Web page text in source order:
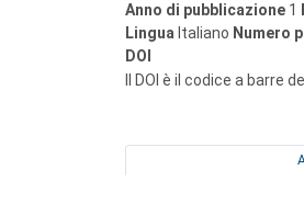
Anno di pubblicazione 1
Lingua Italiano Numero
DOI
Il DOI è il codice a barre